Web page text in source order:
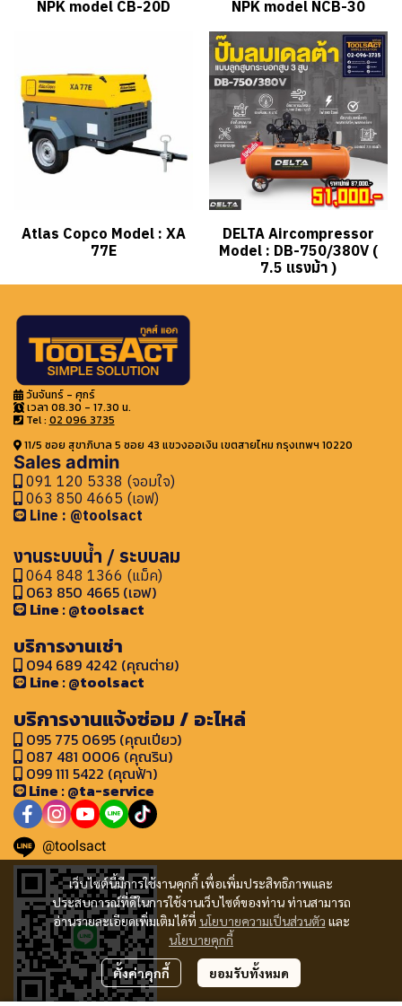
NPK model CB-20D NPK model NCB-30
Atlas Copco Model : XA
77E
DELTA Aircompressor
Model : DB-750/380V (
7.5 แรงม้า )
เว็บไซต์นี้มีการใช้งานคุกกี้ เพื่อเพิ่มประสิทธิภาพและ
ประสบการณ์ที่ดีในการใช้งานเว็บไซต์ของท่าน ท่านสามารถ
อ่านรายละเอียดเพิ่มเติมได้ที่ นโยบายความเป็นส่วนตัว และ
นโยบายคุกกี้
ตั้งค่าคุกกี้ ยอมรับทั้งหมด
วันจันทร์ - ศุกร์
เวลา 08.30 - 17.30 น.
Tel : 02 096 3735
11/5 ซอย สุขาภิบาล 5 ซอย 43 แขวงออเงิน เขตสายไหม กรุงเทพฯ 10220
Sales admin
091 120 5338 (จอมใจ)
063 850 4665 (เอฟ)
Line : @toolsact
งานระบบน้ำ / ระบบลม
064 848 1366 (แม็ค)
063 850 4665 (เอฟ)
Line : @toolsact
บริการงานเช่า
094 689 4242 (คุณต่าย)
Line : @toolsact
บริการงานแจ้งซ่อม / อะไหล่
095 775 0695 (คุณเปียว)
087 481 0006 (คุณริน)
099 111 5422 (คุณฟ้า)
Line : @ta-service
@toolsact